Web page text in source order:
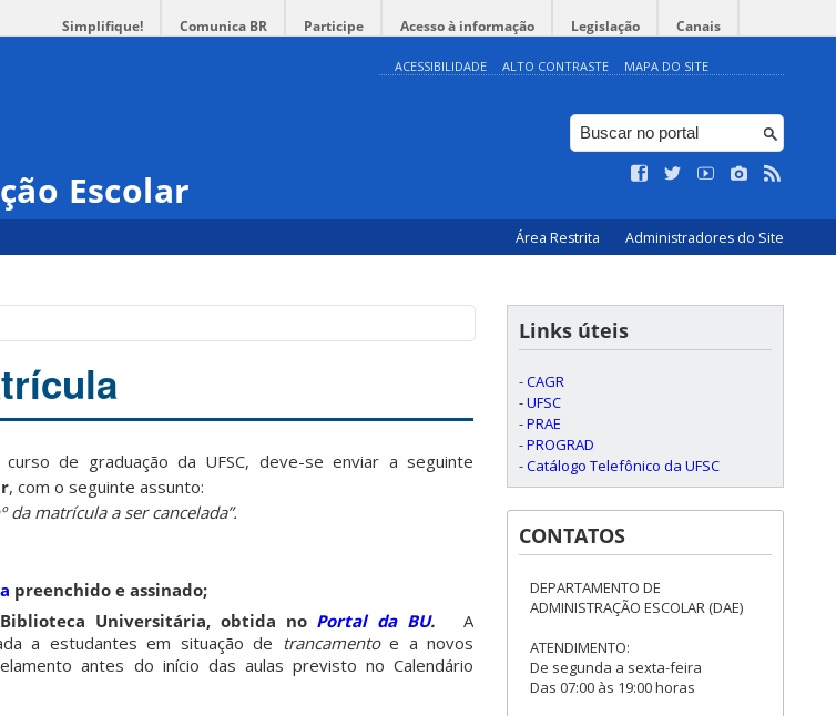
Simplifique! Comunica BR Participe Acesso à informação Legislação Canais
ACESSIBILIDADE ALTO CONTRASTE MAPA DO SITE
Escolar
Área Restrita Administradores do Site
de graduação da UFSC, deve-se enviar a seguinte
, com o seguinte assunto:
matrícula a ser cancelada”.
preenchido e assinado;
Universitária, obtida no Portal da BU.
A
a estudantes em situação de trancamentoe a novos
antes do início das aulas previsto no Calendário
Links úteis
-CAGR
-UFSC
-PRAE
-PROGRAD
-Catálogo Telefônico da UFSC
CONTATOS
DEPARTAMENTO DE
ADMINISTRAÇÃO ESCOLAR (DAE)
ATENDIMENTO:
De segunda a sexta-feira
Das 07:00 às 19:00 horas